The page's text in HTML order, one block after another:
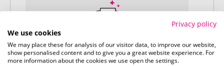
Schritt 1:
Artikelkonfiguration
Privacy policy
We use cookies
We may place these for analysis of our visitor data, to improve our website,
show personalised content and to give you a great website experience. For
more information about the cookies we use open the settings.